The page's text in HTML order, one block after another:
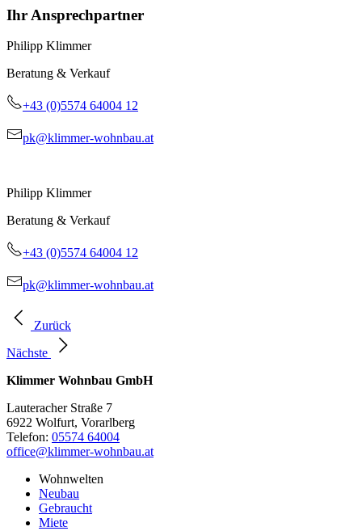
Ihr Ansprechpartner
Philipp Klimmer
Beratung & Verkauf
+43 (0)5574 64004 12
pk@klimmer-wohnbau.at
Philipp Klimmer
Beratung & Verkauf
+43 (0)5574 64004 12
pk@klimmer-wohnbau.at
Zurück
Nächste
Klimmer Wohnbau GmbH
Lauteracher Straße 7
6922 Wolfurt, Vorarlberg
Telefon: 05574 64004
office@klimmer-wohnbau.at
Wohnwelten
Neubau
Gebraucht
Miete